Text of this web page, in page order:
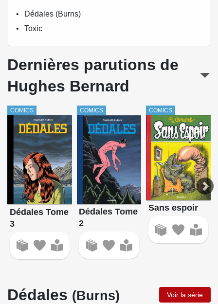
Dédales (Burns)
Toxic
Dernières parutions de
Hughes Bernard
COMICS
Dédales Tome
3
COMICS
Dédales Tome
2
COMICS
Sans espoir
Dédales (Burns) Voir la série